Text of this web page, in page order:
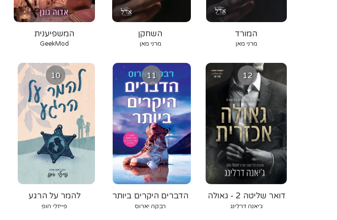
המשפיענית
GeekMod
השחקן
מרני מאן
המורד
מרני מאן
10
להמר על הרגע
פייזלי הופ
11
הדברים היקרים ביותר
רבקה יארוס
12
דואר שליטה 2 - גאולה
אכזרית
ג׳יאנה דרלינג